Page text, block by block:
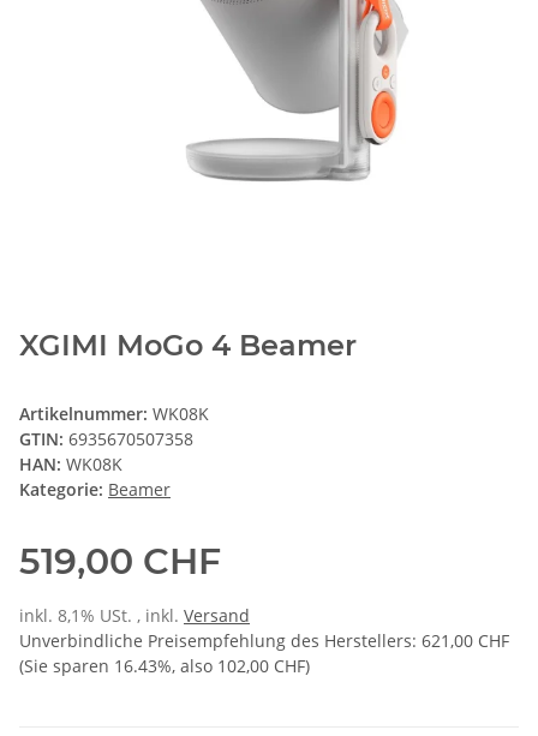
XGIMI MoGo 4 Beamer
Artikelnummer: WK08K
GTIN: 6935670507358
HAN: WK08K
Kategorie: Beamer
519,00 CHF
inkl. 8,1% USt. , inkl. Versand
Unverbindliche Preisempfehlung des Herstellers: 621,00 CHF
(Sie sparen 16.43%, also 102,00 CHF)